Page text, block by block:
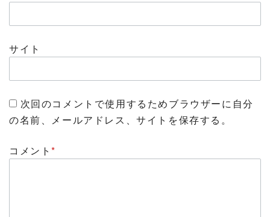
サイト
次回のコメントで使用するためブラウザーに自分
の名前、メールアドレス、サイトを保存する。
コメント*